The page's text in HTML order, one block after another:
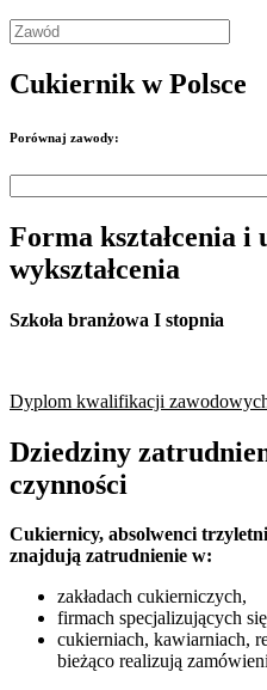
Cukiernik w Polsce
Porównaj zawody:
Forma kształcenia i
wykształcenia
Szkoła branżowa I stopnia
Dyplom kwalifikacji
Dziedziny
czynności
Cukiernicy, absolwenci
znajdują zatrudnienie w:
zakładach cukierniczych,
firmach specjalizujących
cukierniach, kawiarniach,
bieżąco realizują